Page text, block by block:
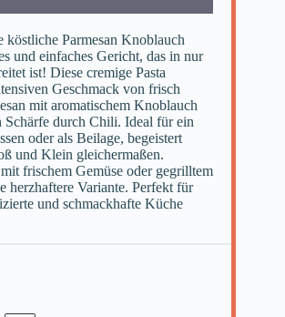
köstliche Parmesan Knoblauch
und einfaches Gericht, das in nur
ist! Diese cremige Pasta
Geschmack von frisch
mit aromatischem Knoblauch
Schärfe durch Chili. Ideal für ein
oder als Beilage, begeistert
und Klein gleichermaßen.
frischem Gemüse oder gegrilltem
herzhaftere Variante. Perfekt für
und schmackhafte Küche